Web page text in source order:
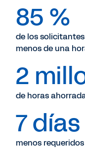
85 %
de los
menos de una
2
de horas
7 días
menos